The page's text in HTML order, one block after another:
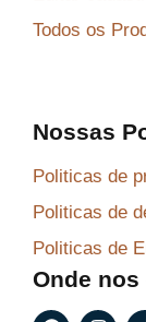
Todos os
Nossas
Politicas de
Politicas de
Politicas de
Onde
F
I